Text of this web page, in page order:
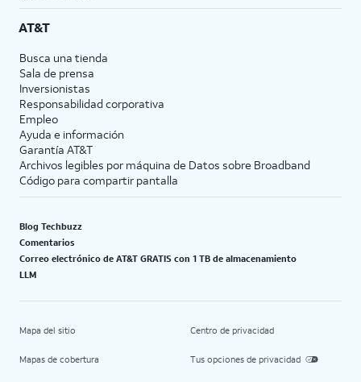
AT&T
Busca una tienda
Sala de prensa
Inversionistas
Responsabilidad corporativa
Empleo
Ayuda e información
Garantía AT&T
Archivos legibles por máquina de Datos sobre Broadband
Código para compartir pantalla
Blog Techbuzz
Comentarios
Correo electrónico de AT&T GRATIS con 1 TB de almacenamiento
LLM
Mapa del sitio
Mapas de cobertura
Centro de privacidad
Tus opciones de privacidad